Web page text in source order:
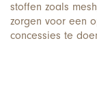
stoffen zoals
zorgen voor een
concessies te